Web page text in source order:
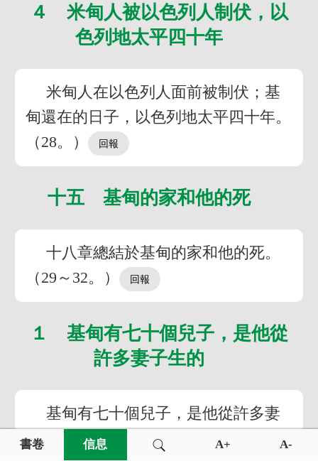
４ 米甸人被以色列人制伏，以
色列地太平四十年
米甸人在以色列人面前被制伏；基
甸還在的日子，以色列地太平四十年。
（28。）
十五 基甸的家和他的死
十八章總結於基甸的家和他的死。
（29～32。）
１ 基甸有七十個兒子，是他從
許多妻子生的
基甸有七十個兒子，是他從許多妻
子生的。他的妾住在示劍，也給他生了
書卷 信息 A+ A-